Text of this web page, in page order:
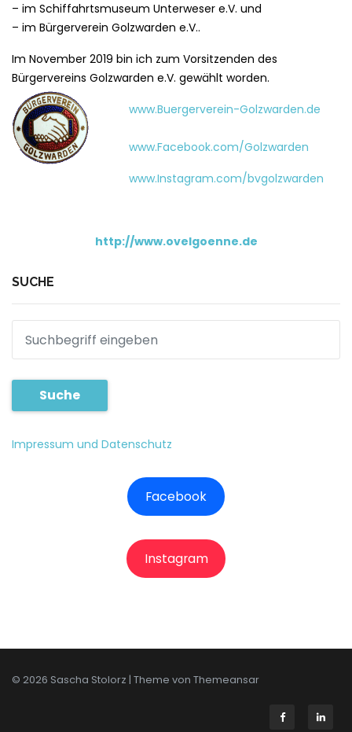
– im Schiffahrtsmuseum Unterweser e.V. und
– im Bürgerverein Golzwarden e.V..
Im November 2019 bin ich zum Vorsitzenden des
Bürgervereins Golzwarden e.V. gewählt worden.
www.Buergerverein-Golzwarden.de
www.Facebook.com/Golzwarden
www.Instagram.com/bvgolzwarden
http://www.ovelgoenne.de
SUCHE
Suche
Impressum und Datenschutz
Facebook
Instagram
© 2026 Sascha Stolorz | Theme von Themeansar